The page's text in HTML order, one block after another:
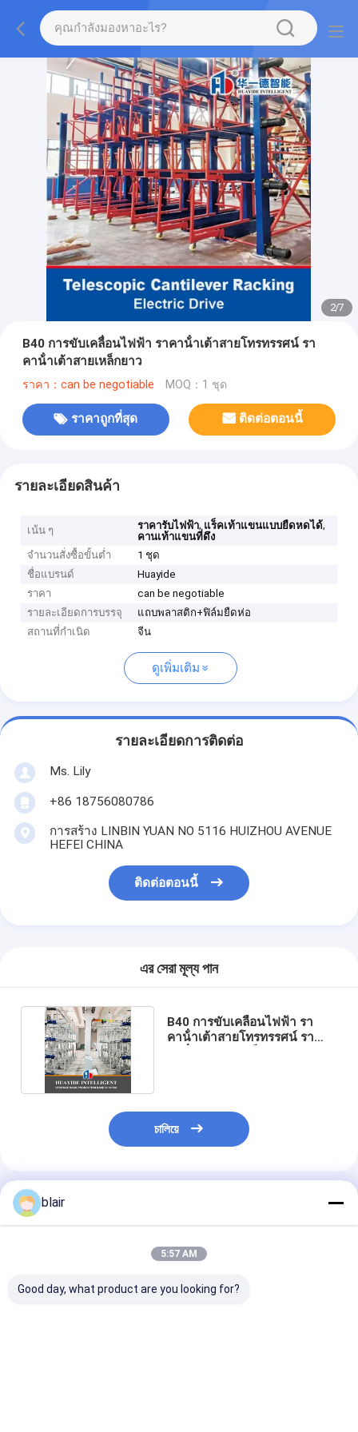
2/7
B40 การขับเคลื่อนไฟฟ้า ราคาน้ําเต้าสายโทรทรรศน์ รา
คาน้ําเต้าสายเหล็กยาว
ราคา：can be negotiable MOQ：1 ชุด
ราคาถูกที่สุด ติดต่อตอนนี้
รายละเอียดสินค้า
เน้น ๆ ราคารับไฟฟ้า, แร็คเท้าแขนแบบยืดหดได้,
คานเท้าแขนที่ดึง
จำนวนสั่งซื้อขั้นต่ำ
1 ชุด
ชื่อแบรนด์
Huayide
ราคา
can be negotiable
รายละเอียดการบรรจุ
แถบพลาสติก+ฟิล์มยืดห่อ
สถานที่กำเนิด
จีน
ดูเพิ่มเติม
รายละเอียดการติดต่อ
Ms. Lily
+86 18756080786
การสร้าง LINBIN YUAN NO 5116 HUIZHOU AVENUE
HEFEI CHINA
ติดต่อตอนนี้
এর সেরা মূল্য পান
B40 การขับเคลื่อนไฟฟ้า รา
คาน้ําเต้าสายโทรทรรศน์ รา
চালিয়ে
แนะนำผลิตภัณฑ์
blair
5:57 AM
Good day, what product are you looking for?